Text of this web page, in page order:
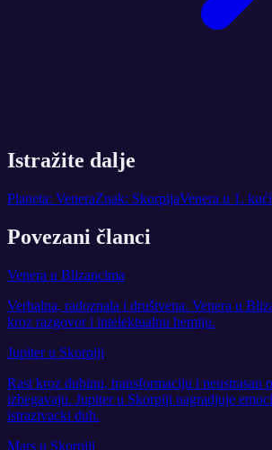
Istražite dalje
Planeta: VeneraZnak: SkorpijaVenera u 1. kući
Povezani članci
Venera u Blizancima
Verbalna, radoznala i društvena. Venera u
kroz razgovor i intelektualnu hemiju.
Jupiter u Skorpiji
Rast kroz dubinu, transformaciju i neustrasan
izbegavaju. Jupiter u Skorpiji nagradjuje
istrazivacki duh.
Mars u Skorpiji